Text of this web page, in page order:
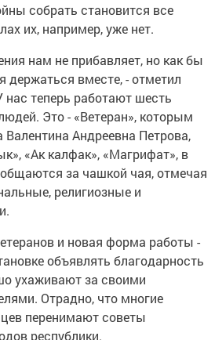
собрать становится все
их, например, уже нет.
нам не прибавляет, но как бы
держаться вместе, - отметил
нас теперь работают шесть
Это - «Ветеран», которым
Валентина Андреевна Петрова,
«Ак калфак», «Магрифат», в
за чашкой чая, отмечая
религиозные и
и новая форма работы -
объявлять благодарность
ухаживают за своими
Отрадно, что многие
перенимают советы
республики.